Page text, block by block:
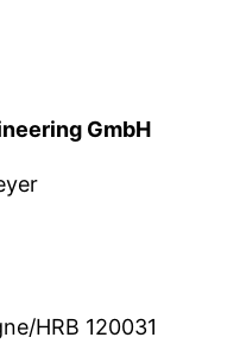
GmbH
HRB 120031